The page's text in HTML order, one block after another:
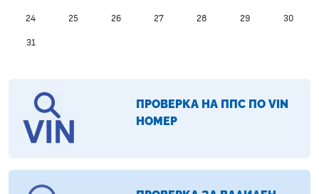
24 25 26 27 28 29 30
31
ПРОВЕРКА НА ППС ПО VIN
НОМЕР